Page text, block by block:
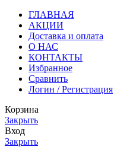
ГЛАВНАЯ
АКЦИИ
Доставка и оплата
О НАС
КОНТАКТЫ
Избранное
Сравнить
Логин / Регистрация
Корзина
Закрыть
Вход
Закрыть